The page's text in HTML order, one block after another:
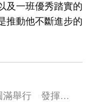
及一班優秀踏實的
推動他不斷進步的
滿舉行 發揮平